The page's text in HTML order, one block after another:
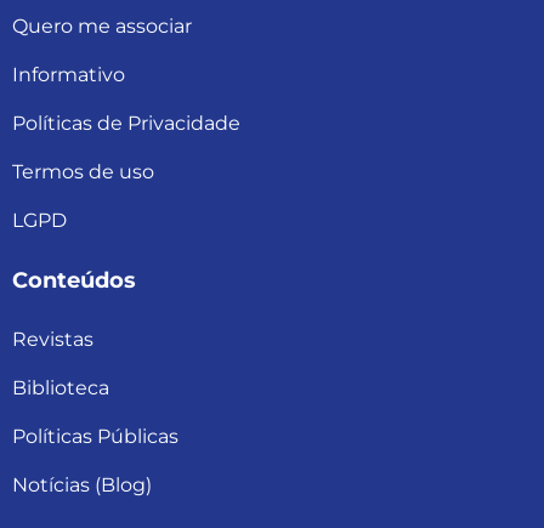
Quero me associar
Informativo
Políticas de Privacidade
Termos de uso
LGPD
Conteúdos
Revistas
Biblioteca
Políticas Públicas
Notícias (Blog)